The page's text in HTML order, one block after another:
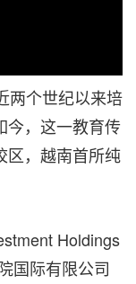
两个世纪以来培
今，这一教育传
区，越南首所纯
Holdings
国际有限公司